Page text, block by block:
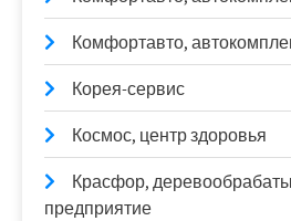
Комфортавто,
Корея-сервис
Космос, центр здоровья
Красфор,
предприятие